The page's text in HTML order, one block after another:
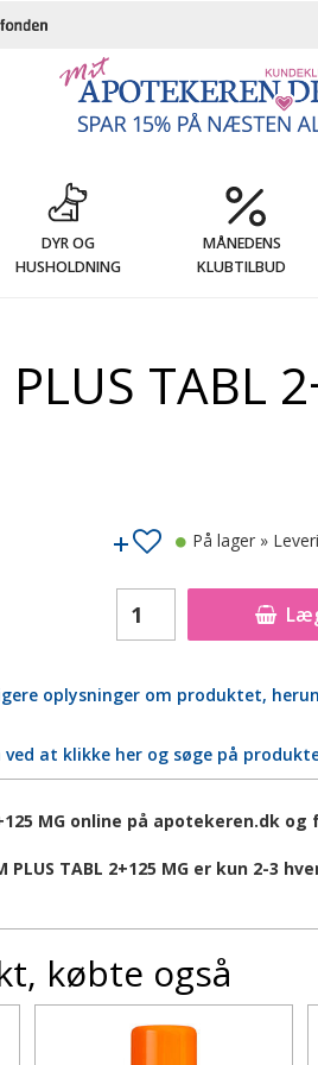
DYR OG
HUSHOLDNING
MÅNEDENS
KLUBTILBUD
TABL
På lager »
oplysninger om produktet,
at klikke her og søge på
MG online på apotekeren.dk
TABL 2+125 MG er kun 2-3
købte også